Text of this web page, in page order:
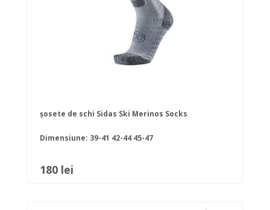
șosete de schi Sidas Ski Merinos Socks
Dimensiune: 39-41 42-44 45-47
180 lei